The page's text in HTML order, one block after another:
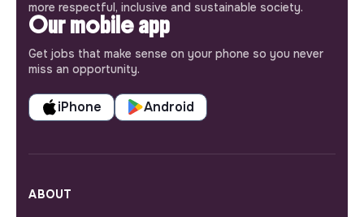
more respectful, inclusive and sustainable society.
Our mobile app
Get jobs that make sense on your phone so you never
miss an opportunity.
iPhone Android
ABOUT